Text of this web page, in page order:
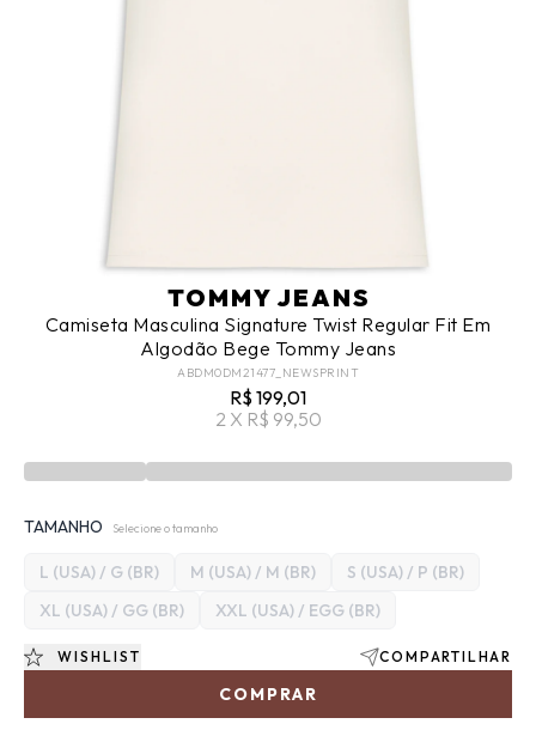
TOMMY JEANS
Camiseta Masculina Signature Twist Regular Fit Em
Algodão Bege Tommy Jeans
ABDM0DM21477_NEWSPRINT
R$ 199,01
2 X R$ 99,50
TAMANHO Selecione o tamanho
L (USA) / G (BR) M (USA) / M (BR)
S (USA) / P (BR)
XL (USA) / GG (BR)
XXL (USA) / EGG (BR)
COMPRAR
WISHLIST COMPARTILHAR